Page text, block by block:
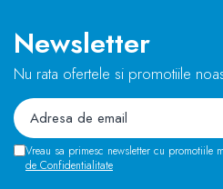
Newsletter
Nu rata ofertele si promotiile
Vreau sa primesc newsletter cu promotiile
de Confidentialitate